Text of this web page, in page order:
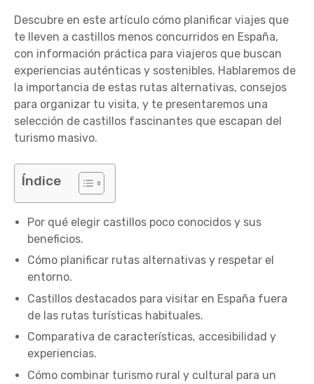
Descubre en este artículo cómo planificar viajes que
te lleven a castillos menos concurridos en España,
con información práctica para viajeros que buscan
experiencias auténticas y sostenibles. Hablaremos de
la importancia de estas rutas alternativas, consejos
para organizar tu visita, y te presentaremos una
selección de castillos fascinantes que escapan del
turismo masivo.
Índice
Por qué elegir castillos poco conocidos y sus
beneficios.
Cómo planificar rutas alternativas y respetar el
entorno.
Castillos destacados para visitar en España fuera
de las rutas turísticas habituales.
Comparativa de características, accesibilidad y
experiencias.
Cómo combinar turismo rural y cultural para un